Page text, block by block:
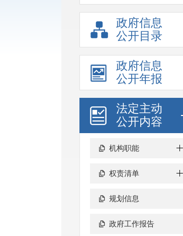
政府信息
公开目录
政府信息
公开年报
法定主动
公开内容
机构职能
权责清单
规划信息
政府工作报告